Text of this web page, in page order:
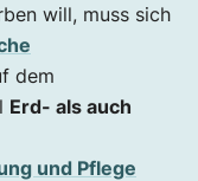
will, muss sich
dem
Erd- als auch
und Pflege